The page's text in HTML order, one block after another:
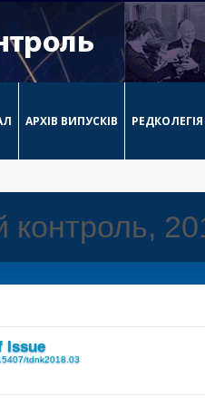
АРХІВ ВИПУСКІВ РЕДКОЛЕГІЯ
контроль,
Issue
tdnk2018.03